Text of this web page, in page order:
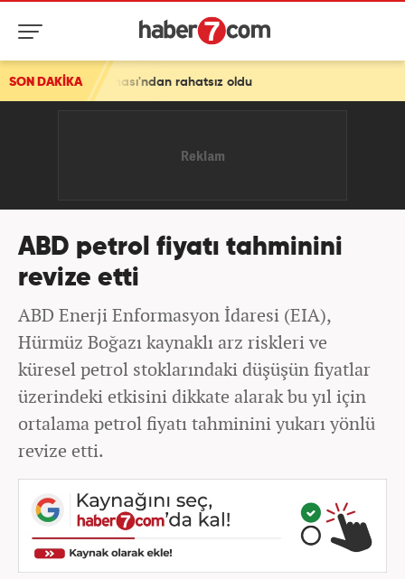
SON DAKİKArahatsız oldu
ABD petrol fiyatı tahminini
revize etti
ABD Enerji Enformasyon İdaresi (EIA),
Hürmüz Boğazı kaynaklı arz riskleri ve
küresel petrol stoklarındaki düşüşün fiyatlar
üzerindeki etkisini dikkate alarak bu yıl için
ortalama petrol fiyatı tahminini yukarı yönlü
revize etti.